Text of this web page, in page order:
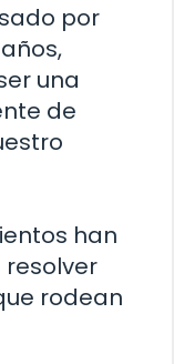
por
una
de
han
rodean